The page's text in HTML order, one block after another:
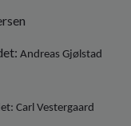
Andreas Gjølstad
Carl Vestergaard